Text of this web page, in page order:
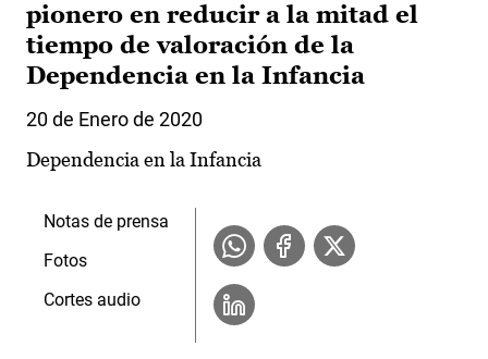
pionero en reducir a la mitad el
tiempo de valoración de la
Dependencia en la Infancia
20 de Enero de 2020
Dependencia en la Infancia
Notas de prensa
Fotos
Cortes audio